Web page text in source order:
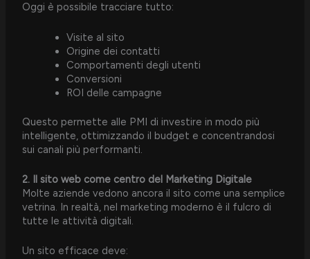
Oggi è possibile tracciare tutto:
Visite al sito
Origine dei contatti
Comportamenti degli utenti
Conversioni
ROI delle campagne
Questo permette alle PMI di investire in modo più
intelligente, ottimizzando il budget e concentrandosi
sui canali più performanti.
2. Il sito web come centro del Marketing Digitale
Molte aziende vedono ancora il sito come una semplice
vetrina. In realtà, nel marketing moderno è il fulcro di
tutte le attività digitali.
Un sito efficace deve: